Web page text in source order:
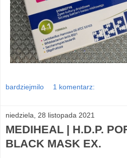
bardziejmilo 1 komentarz:
niedziela, 28 listopada 2021
MEDIHEAL | H.D.P.
BLACK MASK EX.